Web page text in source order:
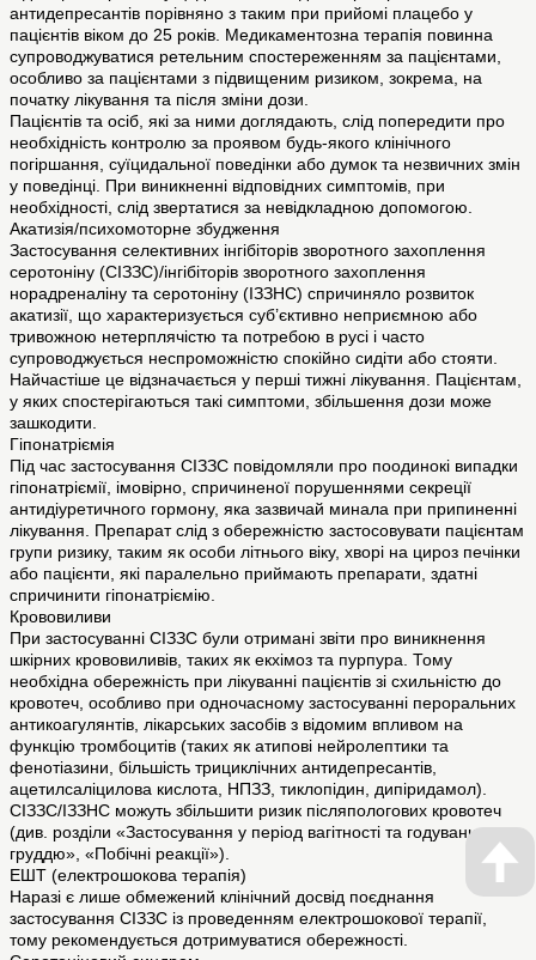
антидепресантів порівняно з таким при прийомі плацебо у
пацієнтів віком до 25 років. Медикаментозна терапія повинна
супроводжуватися ретельним спостереженням за пацієнтами,
особливо за пацієнтами з підвищеним ризиком, зокрема, на
початку лікування та після зміни дози.
Пацієнтів та осіб, які за ними доглядають, слід попередити про
необхідність контролю за проявом будь-якого клінічного
погіршання, суїцидальної поведінки або думок та незвичних змін
у поведінці. При виникненні відповідних симптомів, при
необхідності, слід звертатися за невідкладною допомогою.
Акатизія/психомоторне збудження
Застосування селективних інгібіторів зворотного захоплення
серотоніну (СІЗЗС)/інгібіторів зворотного захоплення
норадреналіну та серотоніну (ІЗЗНС) спричиняло розвиток
акатизії, що характеризується суб’єктивно неприємною або
тривожною нетерплячістю та потребою в русі і часто
супроводжується неспроможністю спокійно сидіти або стояти.
Найчастіше це відзначається у перші тижні лікування. Пацієнтам,
у яких спостерігаються такі симптоми, збільшення дози може
зашкодити.
Гіпонатріємія
Під час застосування СІЗЗС повідомляли про поодинокі випадки
гіпонатріємії, імовірно, спричиненої порушеннями секреції
антидіуретичного гормону, яка зазвичай минала при припиненні
лікування. Препарат слід з обережністю застосовувати пацієнтам
групи ризику, таким як особи літнього віку, хворі на цироз печінки
або пацієнти, які паралельно приймають препарати, здатні
спричинити гіпонатріємію.
Крововиливи
При застосуванні СІЗЗС були отримані звіти про виникнення
шкірних крововиливів, таких як екхімоз та пурпура. Тому
необхідна обережність при лікуванні пацієнтів зі схильністю до
кровотеч, особливо при одночасному застосуванні пероральних
антикоагулянтів, лікарських засобів з відомим впливом на
функцію тромбоцитів (таких як атипові нейролептики та
фенотіазини, більшість трициклічних антидепресантів,
ацетилсаліцилова кислота, НПЗЗ, тиклопідин, дипіридамол).
СІЗЗС/ІЗЗНС можуть збільшити ризик післяпологових кровотеч
(див. розділи «Застосування у період вагітності та годування
груддю», «Побічні реакції»).
ЕШТ (електрошокова терапія)
Наразі є лише обмежений клінічний досвід поєднання
застосування СІЗЗС із проведенням електрошокової терапії,
тому рекомендується дотримуватися обережності.